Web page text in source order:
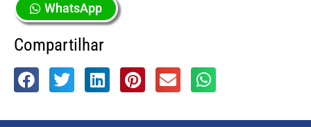
WhatsApp
Compartilhar